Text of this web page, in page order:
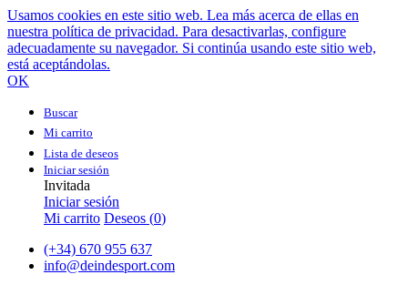
Usamos cookies en este sitio web. Lea más acerca de ellas en
nuestra política de privacidad. Para desactivarlas, configure
adecuadamente su navegador. Si continúa usando este sitio web,
está aceptándolas.
OK
Buscar
Mi carrito
Lista de deseos
Iniciar sesión
Invitada
Iniciar sesión
Mi carrito Deseos (0)
(+34) 670 955 637
info@deindesport.com